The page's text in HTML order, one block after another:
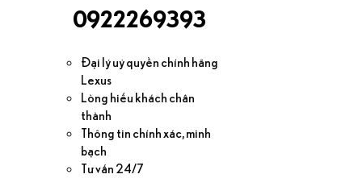
0922269393
Đại lý uỷ quyền chính hãng
Lexus
Lòng hiếu khách chân
thành
Thông tin chính xác, minh
bạch
Tư vấn 24/7